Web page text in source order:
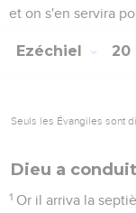
et on s'en servira
Ezéchiel 20
Seuls les Évangiles sont
Dieu a
1 Or il arriva la